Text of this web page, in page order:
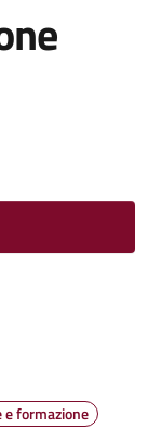
e formazione